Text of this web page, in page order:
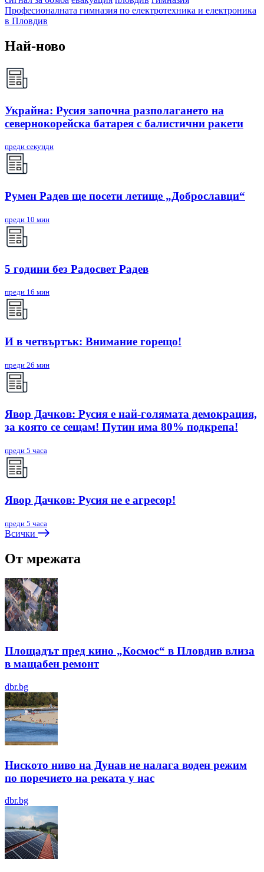
Професионалната гимназия по електротехника и електроника
в Пловдив
Най-ново
Украйна: Русия започна разполагането на
севернокорейска батарея с балистични ракети
преди секунди
Румен Радев ще посети летище „Доброславци“
преди 10 мин
5 години без Радосвет Радев
преди 16 мин
И в четвъртък: Внимание горещо!
преди 26 мин
Явор Дачков: Русия е най-голямата демокрация,
за която се сещам! Путин има 80% подкрепа!
преди 5 часа
Явор Дачков: Русия не е агресор!
преди 5 часа
Всички
От мрежата
Площадът пред кино „Космос“ в Пловдив влиза
в мащабен ремонт
dbr.bg
Ниското ниво на Дунав не налага воден режим
по поречието на реката у нас
dbr.bg